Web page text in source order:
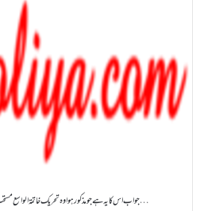
جواب اس کا یہ ہے جو مذکورہوا وہ تحریک خاتمۃ الواسع مستحب ہے کشادہ انگوٹھی کاگھمانا وضوکے وقت ہے ۔ومثلہ…